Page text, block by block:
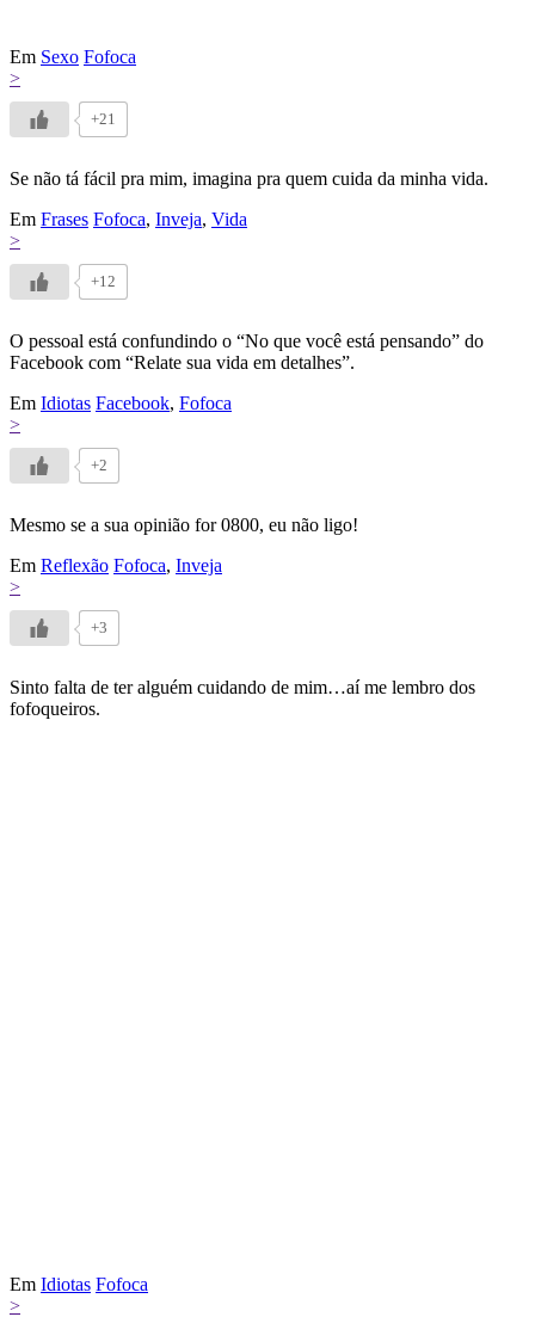
Em Sexo Fofoca
>
+21
Se não tá fácil pra mim, imagina pra quem cuida da minha vida.
Em Frases Fofoca, Inveja, Vida
>
+12
O pessoal está confundindo o “No que você está pensando” do
Facebook com “Relate sua vida em detalhes”.
Em Idiotas Facebook, Fofoca
>
+2
Mesmo se a sua opinião for 0800, eu não ligo!
Em Reflexão Fofoca, Inveja
>
+3
Sinto falta de ter alguém cuidando de mim…aí me lembro dos
fofoqueiros.
Em Idiotas Fofoca
>